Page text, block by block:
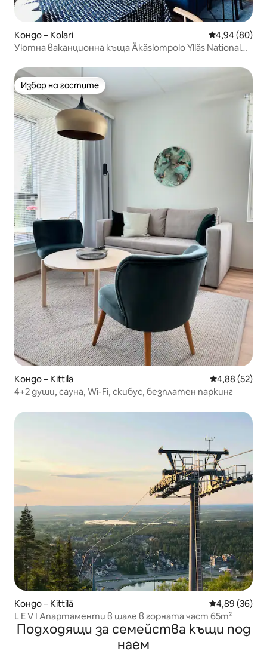
Кондо – Kolari Средна
4,94 (80)
Уютна ваканционна къща Äkäslompolo Ylläs National
Избор на гостите
Избор на гостите
Кондо – Kittilä Средна
4,88 (52)
4+2 души, сауна, Wi-Fi, скибус, безплатен паркинг
Кондо – Kittilä Средна
4,89 (36)
L E V I Апартаменти в шале в горната част 65m²
Подходящи за семейства къщи под
наем